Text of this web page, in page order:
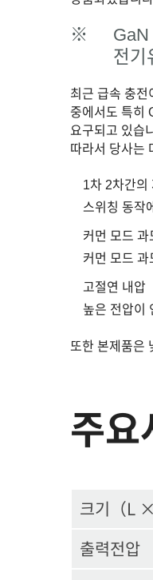
※
GaN
전기
최근 급속 충전
중에서도 특히
요구되고 있습
따라서 당사는
1차 2차간의
스위칭 동작
커먼 모드
커먼 모드
고절연 내압
높은 전압이
또한 본제품은
주요
크기（L
출력전압